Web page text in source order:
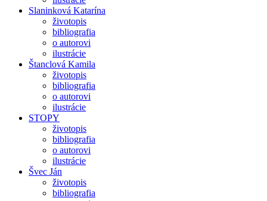
Slaninková Katarína
životopis
bibliografia
o autorovi
ilustrácie
Štanclová Kamila
životopis
bibliografia
o autorovi
ilustrácie
STOPY
životopis
bibliografia
o autorovi
ilustrácie
Švec Ján
životopis
bibliografia